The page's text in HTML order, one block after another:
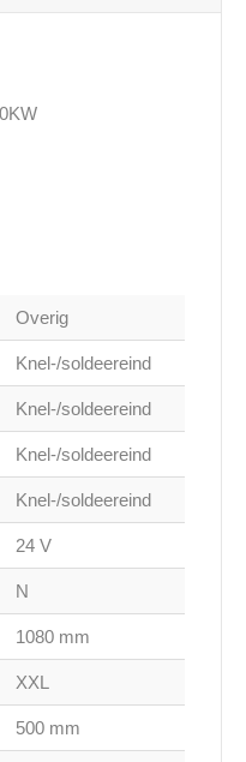
Overig
Knel-/soldeereind
Knel-/soldeereind
Knel-/soldeereind
Knel-/soldeereind
24 V
N
1080 mm
XXL
500 mm